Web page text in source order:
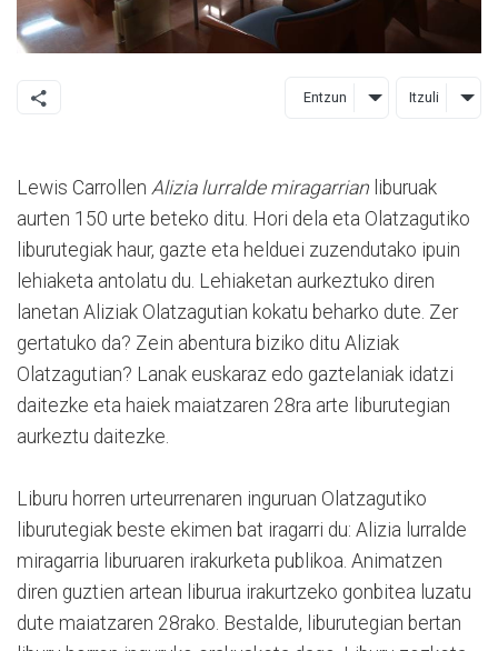
Entzun Itzuli
Lewis Carrollen Alizia lurralde miragarrian liburuak
aurten 150 urte beteko ditu. Hori dela eta Olatzagutiko
liburutegiak haur, gazte eta helduei zuzendutako ipuin
lehiaketa antolatu du. Lehiaketan aurkeztuko diren
lanetan Aliziak Olatzagutian kokatu beharko dute. Zer
gertatuko da? Zein abentura biziko ditu Aliziak
Olatzagutian? Lanak euskaraz edo gaztelaniak idatzi
daitezke eta haiek maiatzaren 28ra arte liburutegian
aurkeztu daitezke.
Liburu horren urteurrenaren inguruan Olatzagutiko
liburutegiak beste ekimen bat iragarri du: Alizia lurralde
miragarria liburuaren irakurketa publikoa. Animatzen
diren guztien artean liburua irakurtzeko gonbitea luzatu
dute maiatzaren 28rako. Bestalde, liburutegian bertan